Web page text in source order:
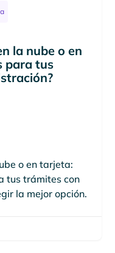
la nube o en
para tus
o en tarjeta:
tus trámites con
la mejor opción.